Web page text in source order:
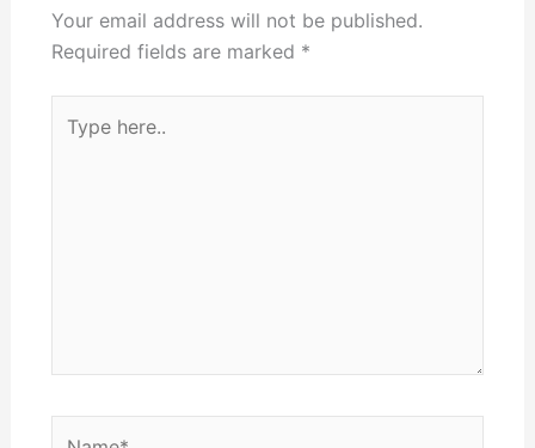
Your email address will not be published.
Required fields are marked *
here..